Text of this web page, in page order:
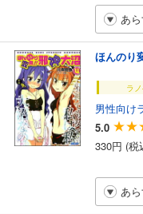
あ
ほんのり
ラ
男性向け
5.0
330円 (税
あ